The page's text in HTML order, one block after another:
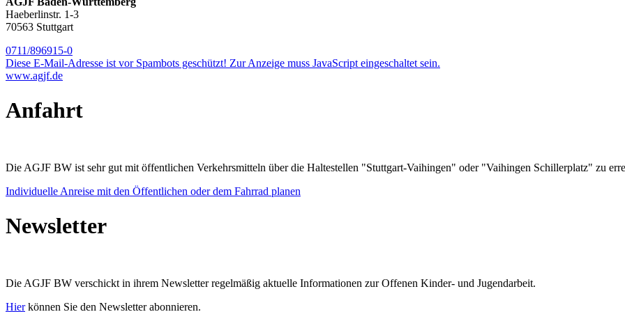
Haeberlinstr. 1-3
70563 Stuttgart
0711/896915-0
Diese E-Mail-Adresse ist vor Spambots geschützt! Zur Anzeige muss JavaScript eingeschaltet sein.
www.agjf.de
Anfahrt
Die AGJF BW ist sehr gut mit öffentlichen Verkehrsmitteln über die Haltestellen "Stuttgart-Vaihingen" oder "Vaihingen Schillerplatz" zu
Individuelle Anreise mit den Öffentlichen oder dem Fahrrad planen
Newsletter
Die AGJF BW verschickt in ihrem Newsletterregelmäßig aktuelle Informationen zurOffenen Kinder- und Jugendarbeit.
Hierkönnen Sie den Newsletter abonnieren.